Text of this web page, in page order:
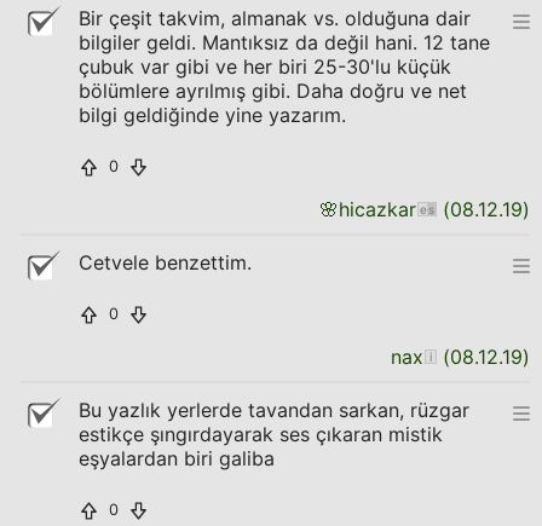
Bir çeşit takvim, almanak vs. olduğuna dair
bilgiler geldi. Mantıksız da değil hani. 12 tane
çubuk var gibi ve her biri 25-30'lu küçük
bölümlere ayrılmış gibi. Daha doğru ve net
bilgi geldiğinde yine yazarım.
0
🌸hicazkar (08.12.19)
Cetvele benzettim.
0
nax (08.12.19)
Bu yazlık yerlerde tavandan sarkan, rüzgar
estikçe şıngırdayarak ses çıkaran mistik
eşyalardan biri galiba
0